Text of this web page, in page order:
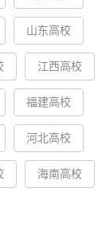
山东高校
江西高校
福建高校
河北高校
海南高校